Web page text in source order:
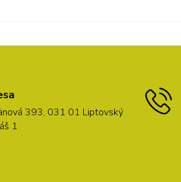
393, 031 01 Liptovský
1